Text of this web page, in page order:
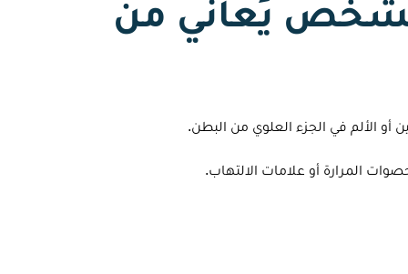
يُعاني من
الألم في الجزء العلوي من البطن.
المرارة أو علامات الالتهاب.